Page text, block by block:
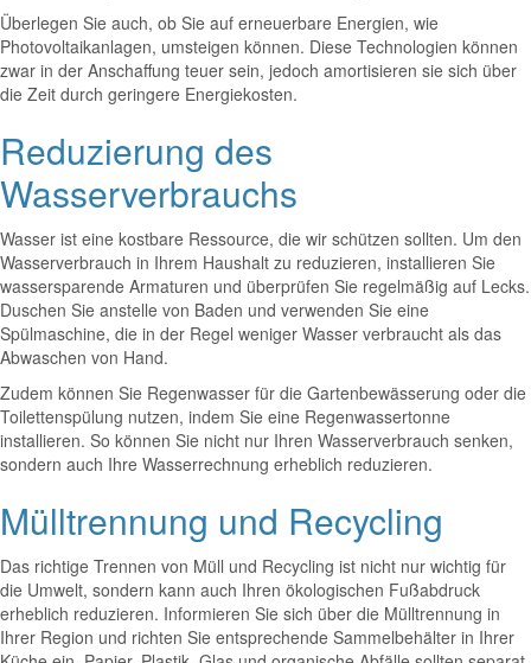
Überlegen Sie auch, ob Sie auf erneuerbare Energien, wie
Photovoltaikanlagen, umsteigen können. Diese Technologien können
zwar in der Anschaffung teuer sein, jedoch amortisieren sie sich über
die Zeit durch geringere Energiekosten.
Reduzierung des
Wasserverbrauchs
Wasser ist eine kostbare Ressource, die wir schützen sollten. Um den
Wasserverbrauch in Ihrem Haushalt zu reduzieren, installieren Sie
wassersparende Armaturen und überprüfen Sie regelmäßig auf Lecks.
Duschen Sie anstelle von Baden und verwenden Sie eine
Spülmaschine, die in der Regel weniger Wasser verbraucht als das
Abwaschen von Hand.
Zudem können Sie Regenwasser für die Gartenbewässerung oder die
Toilettenspülung nutzen, indem Sie eine Regenwassertonne
installieren. So können Sie nicht nur Ihren Wasserverbrauch senken,
sondern auch Ihre Wasserrechnung erheblich reduzieren.
Mülltrennung und Recycling
Das richtige Trennen von Müll und Recycling ist nicht nur wichtig für
die Umwelt, sondern kann auch Ihren ökologischen Fußabdruck
erheblich reduzieren. Informieren Sie sich über die Mülltrennung in
Ihrer Region und richten Sie entsprechende Sammelbehälter in Ihrer